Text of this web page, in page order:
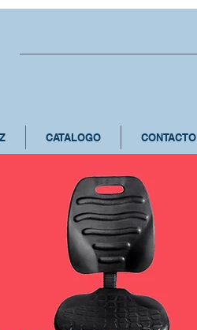
CATALOGO CONTACTO